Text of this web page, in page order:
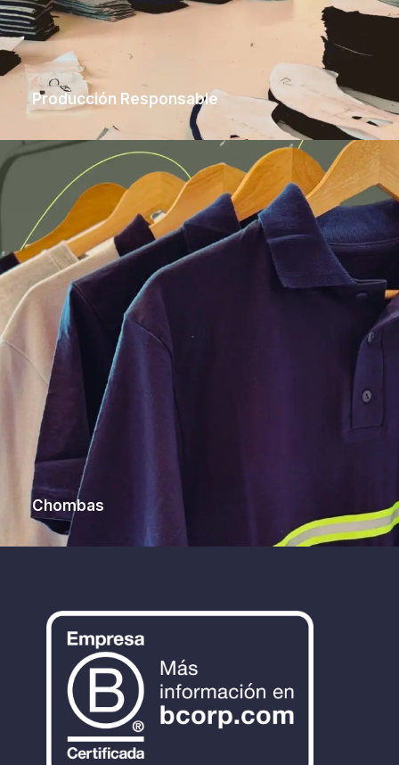
Producción Responsable
Chombas